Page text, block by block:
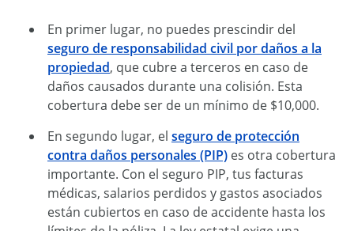
En primer lugar, no puedes prescindir del
seguro de responsabilidad civil por daños a la
propiedad, que cubre a terceros en caso de
daños causados durante una colisión. Esta
cobertura debe ser de un mínimo de $10,000.
En segundo lugar, el seguro de protección
contra daños personales (PIP) es otra cobertura
importante. Con el seguro PIP, tus facturas
médicas, salarios perdidos y gastos asociados
están cubiertos en caso de accidente hasta los